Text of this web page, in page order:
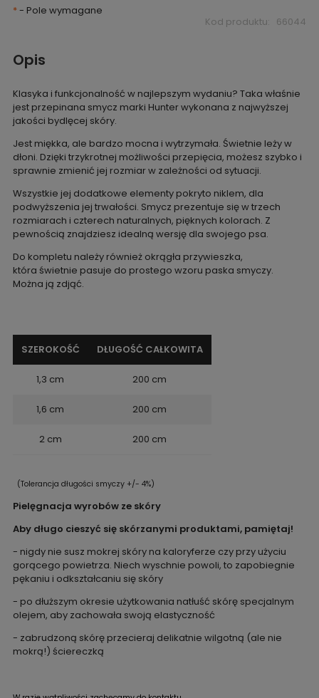
*- Pole wymagane
Kod produktu: 66044
Opis
Klasyka i funkcjonalność w najlepszym wydaniu? Taka właśnie
jest przepinana smycz marki Hunter wykonana z najwyższej
jakości bydlęcej skóry.
Jest miękka, ale bardzo mocna i wytrzymała. Świetnie leży w
dłoni. Dzięki trzykrotnej możliwości przepięcia, możesz szybko i
sprawnie zmienić jej rozmiar w zależności od sytuacji.
Wszystkie jej dodatkowe elementy pokryto niklem, dla
podwyższenia jej trwałości. Smycz prezentuje się w trzech
rozmiarach i czterech naturalnych, pięknych kolorach. Z
pewnością znajdziesz idealną wersję dla swojego psa.
Do kompletu należy również okrągła przywieszka,
która świetnie pasuje do prostego wzoru paska smyczy.
Można ją zdjąć.
SZEROKOŚĆ DŁUGOŚĆ CAŁKOWITA
1,3 cm 200 cm
1,6 cm 200 cm
2 cm 200 cm
(Tolerancja długości smyczy +/- 4%)
Pielęgnacja wyrobów ze skóry
Aby długo cieszyć się skórzanymi produktami, pamiętaj!
- nigdy nie susz mokrej skóry na kaloryferze czy przy użyciu
gorącego powietrza. Niech wyschnie powoli, to zapobiegnie
pękaniu i odkształcaniu się skóry
- po dłuższym okresie użytkowania natłuść skórę specjalnym
olejem, aby zachowała swoją elastyczność
- zabrudzoną skórę przecieraj delikatnie wilgotną (ale nie
mokrą!) ściereczką